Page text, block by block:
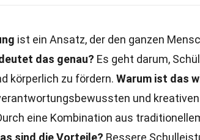
ist ein Ansatz, der den ganzen
das genau? Es geht darum,
körperlich zu fördern. Warum ist das
und
eine Kombination aus
sind die Vorteile? Bessere